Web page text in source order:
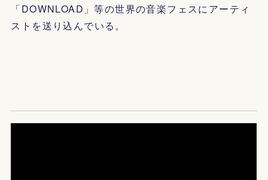
「DOWNLOAD」等の世界の音楽フェスにアーティ
ストを送り込んでいる。